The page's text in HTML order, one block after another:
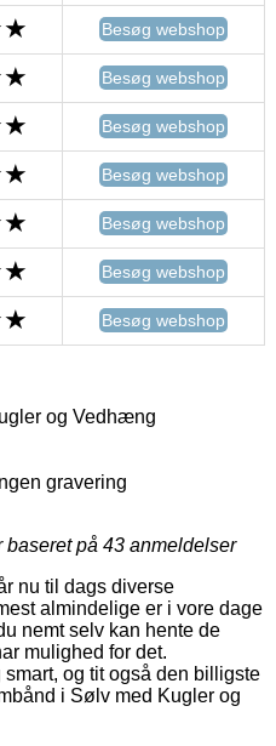
Besøg webshop
Besøg webshop
Besøg webshop
Besøg webshop
Besøg webshop
Besøg webshop
Besøg webshop
og Vedhæng
gravering
baseret på 43 anmeldelser
nu til dags diverse
almindelige er i vore dage
nemt selv kan hente de
mulighed for det.
og tit også den billigste
i Sølv med Kugler og